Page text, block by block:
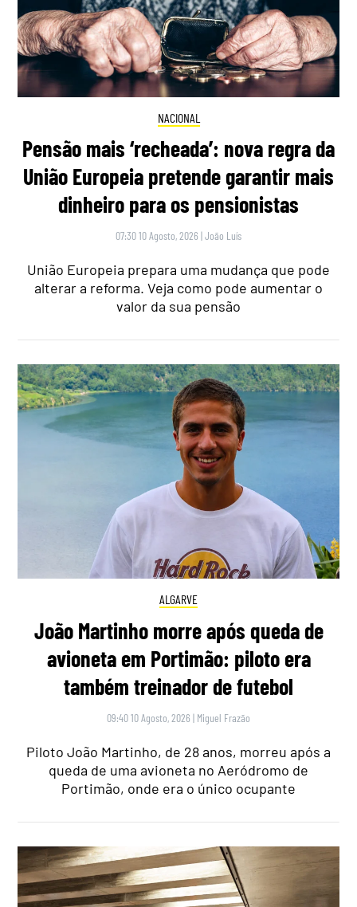
NACIONAL
Pensão mais ‘recheada’: nova regra da
União Europeia pretende garantir mais
dinheiro para os pensionistas
07:30 10 Agosto, 2026 |João Luís
União Europeia prepara uma mudança que pode
alterar a reforma. Veja como pode aumentar o
valor da sua pensão
ALGARVE
João Martinho morre após queda de
avioneta em Portimão: piloto era
também treinador de futebol
09:40 10 Agosto, 2026 | Miguel Frazão
Piloto João Martinho, de 28 anos, morreu após a
queda de uma avioneta no Aeródromo de
Portimão, onde era o único ocupante